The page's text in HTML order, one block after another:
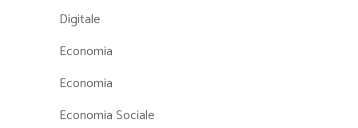
Digitale
Economia
Economia
Economia Sociale